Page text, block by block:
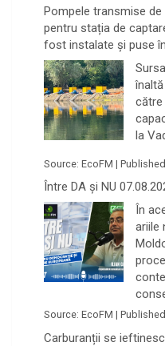
Pompele transmise
pentru stația de
fost instalate și puse
către
la
Source: EcoFM |
Între DA și NU
În
ariile
Source: EcoFM |
Carburanții se